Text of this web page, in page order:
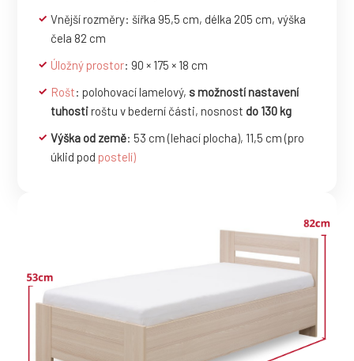
Vnější rozměry: šířka 95,5 cm, délka 205 cm, výška
čela 82 cm
Úložný prostor: 90 × 175 × 18 cm
Rošt: polohovací lamelový, s možností nastavení
tuhostiroštu v bederní části, nosnost do 130 kg
Výška od země: 53 cm (lehací plocha), 11,5 cm (pro
úklid pod postelí)